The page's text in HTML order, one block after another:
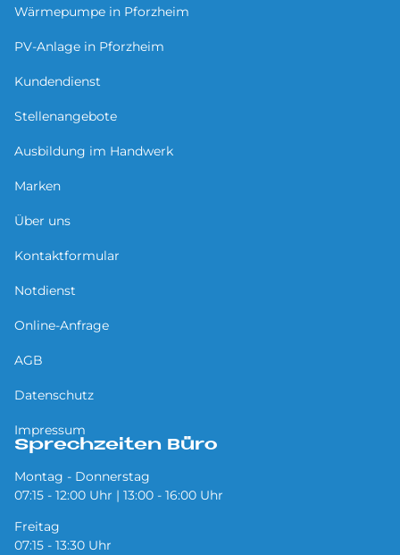
Wärmepumpe in Pforzheim
PV-Anlage in Pforzheim
Kundendienst
Stellenangebote
Ausbildung im Handwerk
Marken
Über uns
Kontaktformular
Notdienst
Online-Anfrage
AGB
Datenschutz
Impressum
Sprechzeiten Büro
Montag - Donnerstag
07:15 - 12:00 Uhr | 13:00 - 16:00 Uhr
Freitag
07:15 - 13:30 Uhr